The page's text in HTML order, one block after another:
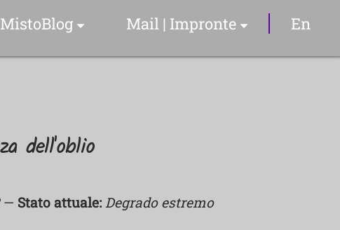
MistoBlog
Articoli & Info
YouTube Video
Mail | Impronte En
dell'oblio
— Stato attuale: Degrado estremo